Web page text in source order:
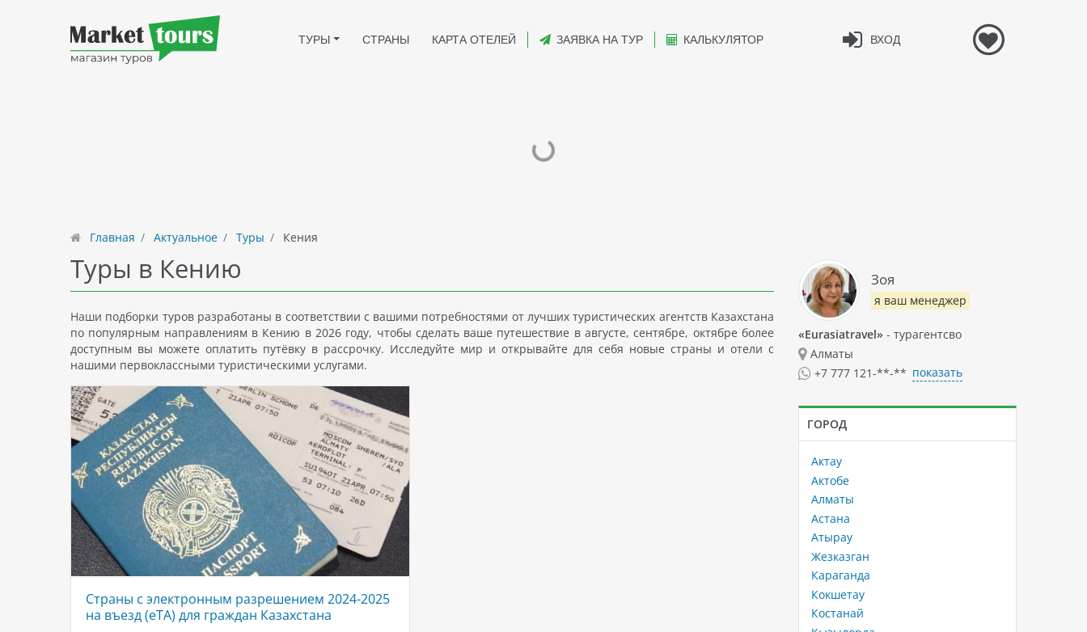
ВХОД
ТУРЫ СТРАНЫ КАРТА ОТЕЛЕЙ ЗАЯВКА НА ТУР КАЛЬКУЛЯТОР
Главная Актуальное Туры Кения
Туры в Кению
Наши подборки туров разработаны в соответствии с вашими потребностями от лучших туристических агентств Казахстана
по популярным направлениям в Кению в 2026 году, чтобы сделать ваше путешествие в августе, сентябре, октябре более
доступным вы можете оплатить путёвку в рассрочку. Исследуйте мир и открывайте для себя новые страны и отели с
нашими первоклассными туристическими услугами.
Страны с электронным разрешением 2024-2025
на въезд (eTA) для граждан Казахстана
Зоя
я ваш менеджер
«Eurasiatravel» - турагентсво
Алматы
+7 777 121-**-** показать
ГОРОД
Актау
Актобе
Алматы
Астана
Атырау
Жезказган
Караганда
Кокшетау
Костанай